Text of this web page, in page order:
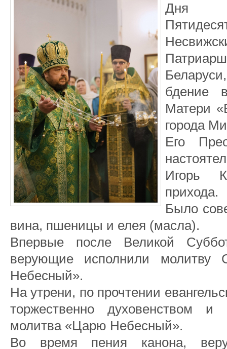
Дня
бдение
Матери
города
Его
Игорь
прихода.
Было
вина, пшеницы и елея (масла).
Впервые после Великой
верующие исполнили
Небесный».
На утрени, по прочтении
торжественно духовенством
молитва «Царю Небесный».
Во время пения канона,